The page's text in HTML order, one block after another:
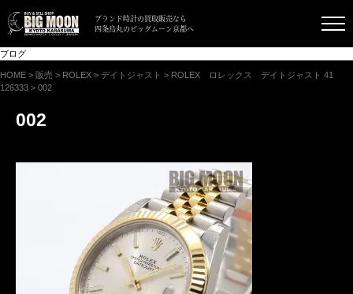
ブランド時計の買取販売なら
四条烏丸のビッグムーン京都へ
ブログ
HOME > 販売 > ROLEX > デイトジャスト > ROLEX ロレックス デイトジャスト 41
126333 > 002
002